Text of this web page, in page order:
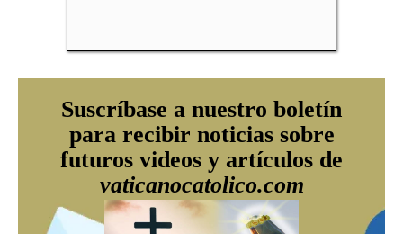
Suscríbase a nuestro boletín
para recibir noticias sobre
futuros videos y artículos de
vaticanocatolico.com